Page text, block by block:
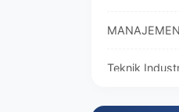
MANAJEMEN
Teknik